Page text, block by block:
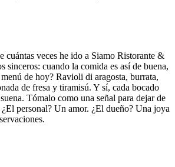
cuántas veces he ido a Siamo Ristorante &
sinceros: cuando la comida es así de buena,
de hoy? Ravioli di aragosta, burrata,
de fresa y tiramisú. Y sí, cada bocado
Tómalo como una señal para dejar de
personal? Un amor. ¿El dueño? Una joya